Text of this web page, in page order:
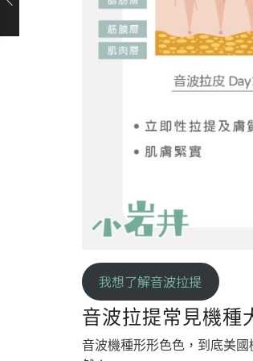
我想了解音波拉提
音波拉提常見機種
音波機種形形色色，到底美